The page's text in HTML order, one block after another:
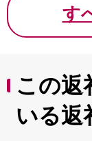
す
この返
いる返